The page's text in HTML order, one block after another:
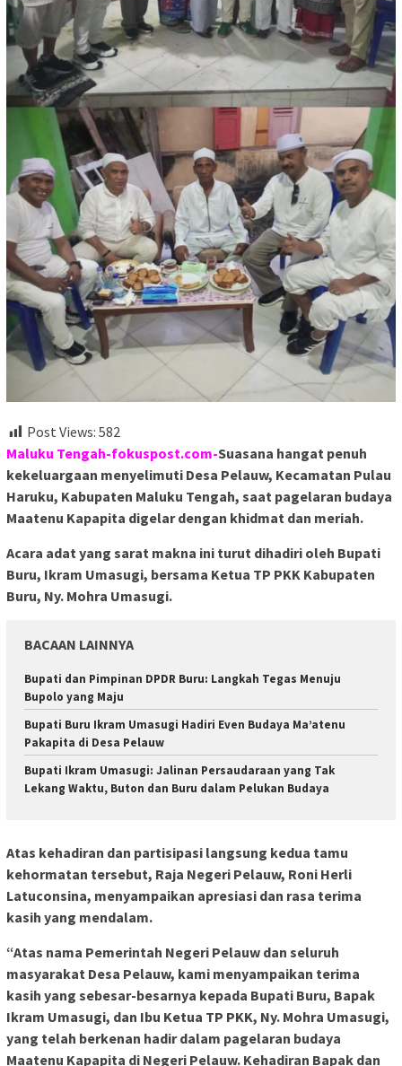
Post Views: 582
Maluku Tengah-fokuspost.com-Suasana hangat penuh
kekeluargaan menyelimuti Desa Pelauw, Kecamatan Pulau
Haruku, Kabupaten Maluku Tengah, saat pagelaran budaya
Maatenu Kapapita digelar dengan khidmat dan meriah.
Acara adat yang sarat makna ini turut dihadiri oleh Bupati
Buru, Ikram Umasugi, bersama Ketua TP PKK Kabupaten
Buru, Ny. Mohra Umasugi.
BACAAN LAINNYA
Bupati dan Pimpinan DPDR Buru: Langkah Tegas Menuju
Bupolo yang Maju
Bupati Buru Ikram Umasugi Hadiri Even Budaya Ma’atenu
Pakapita di Desa Pelauw
Bupati Ikram Umasugi: Jalinan Persaudaraan yang Tak
Lekang Waktu, Buton dan Buru dalam Pelukan Budaya
Atas kehadiran dan partisipasi langsung kedua tamu
kehormatan tersebut, Raja Negeri Pelauw, Roni Herli
Latuconsina, menyampaikan apresiasi dan rasa terima
kasih yang mendalam.
“Atas nama Pemerintah Negeri Pelauw dan seluruh
masyarakat Desa Pelauw, kami menyampaikan terima
kasih yang sebesar-besarnya kepada Bupati Buru, Bapak
Ikram Umasugi, dan Ibu Ketua TP PKK, Ny. Mohra Umasugi,
yang telah berkenan hadir dalam pagelaran budaya
Maatenu Kapapita di Negeri Pelauw. Kehadiran Bapak dan